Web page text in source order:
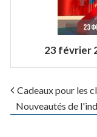
23 février
Cadeaux pour les
Nouveautés de